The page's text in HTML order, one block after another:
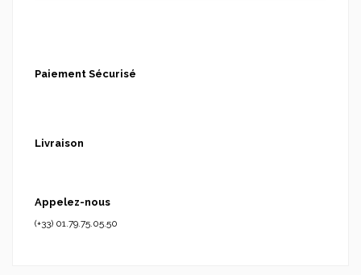
Paiement Sécurisé
Livraison
Appelez-nous
(+33) 01.79.75.05.50